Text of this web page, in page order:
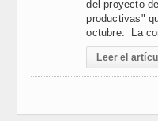
del proyecto
productivas"
octubre. La
Leer el